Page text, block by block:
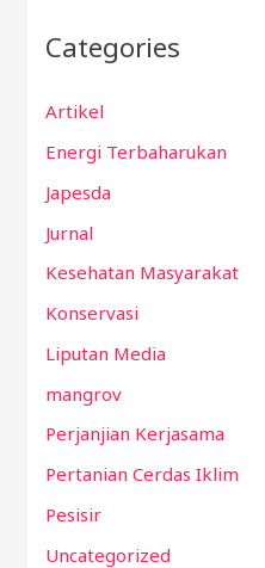
Categories
Artikel
Energi Terbaharukan
Japesda
Jurnal
Kesehatan Masyarakat
Konservasi
Liputan Media
mangrov
Perjanjian Kerjasama
Pertanian Cerdas Iklim
Pesisir
Uncategorized